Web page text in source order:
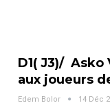
D1( J3)/ Asko
aux joueurs
Edem Bolor 14 Déc